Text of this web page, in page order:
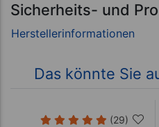
Sicherheits- und
Das könnte Sie
(29)